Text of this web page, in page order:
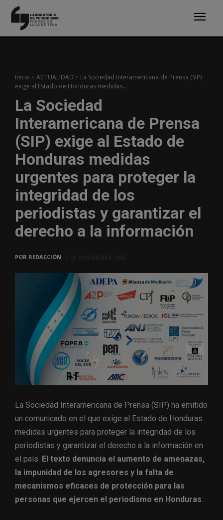
Inicio ACTUALIDAD
La Sociedad Interamericana de Prensa (SIP)
exige al Estado de Honduras medidas...
La Sociedad
Interamericana de Prensa
(SIP) exige al Estado de
Honduras medidas
urgentes para proteger la
integridad de los
periodistas y garantizar el
derecho a la información
POR REDACCIÓN
La Sociedad Interamericana de Prensa (SIP) ha emitido
un comunicado en el que exige al Estado de Honduras
medidas urgentes para proteger la integridad de los
periodistas y garantizar el derecho a la información en
el país. El texto denuncia el aumento de amenazas,
la impunidad de los agresores y la falta de
mecanismos eficaces de protección para las
personas que ejercen el periodismo en Honduras